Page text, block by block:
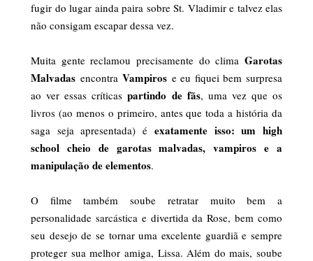
fugir do lugar ainda paira sobre St. Vladimir e talvez elas
não consigam escapar dessa vez.
Muita gente reclamou precisamente do clima Garotas
Malvadas encontraVampiros e eu fiquei bem surpresa
ao ver essas críticaspartindo de fãs, uma vez que os
livros (ao menos o primeiro, antes que toda a história da
saga seja apresentada) é exatamente isso: um high
school cheio de garotas malvadas, vampiros e a
manipulação de elementos.
O filme também soube retratar muito bem a
personalidade sarcástica e divertida da Rose, bem como
seu desejo de se tornar uma excelente guardiã e sempre
proteger sua melhor amiga, Lissa. Além do mais, soube